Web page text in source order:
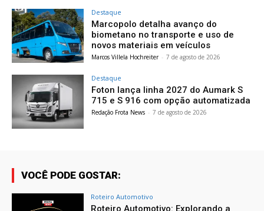
Destaque
Marcopolo detalha avanço do
biometano no transporte e uso de
novos materiais em veículos
Marcos Villela Hochreiter - 7 de agosto de 2026
Destaque
Foton lança linha 2027 do Aumark S
715 e S 916 com opção automatizada
Redação Frota News - 7 de agosto de 2026
VOCÊ PODE GOSTAR:
Roteiro Automotivo
Roteiro Automotivo: Explorando a